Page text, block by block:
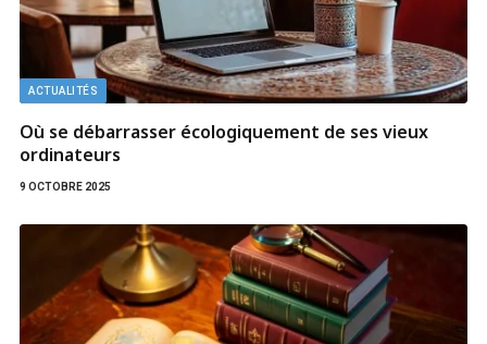
ACTUALITÉS
Où se débarrasser écologiquement de ses vieux
ordinateurs
9 OCTOBRE 2025